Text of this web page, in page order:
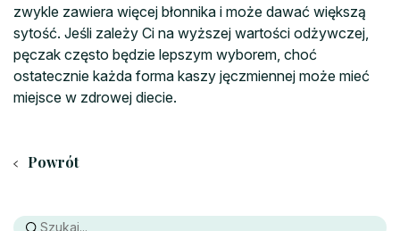
zwykle zawiera więcej błonnika i może dawać większą
sytość. Jeśli zależy Ci na wyższej wartości odżywczej,
pęczak często będzie lepszym wyborem, choć
ostatecznie każda forma kaszy jęczmiennej może mieć
miejsce w zdrowej diecie.
Powrót